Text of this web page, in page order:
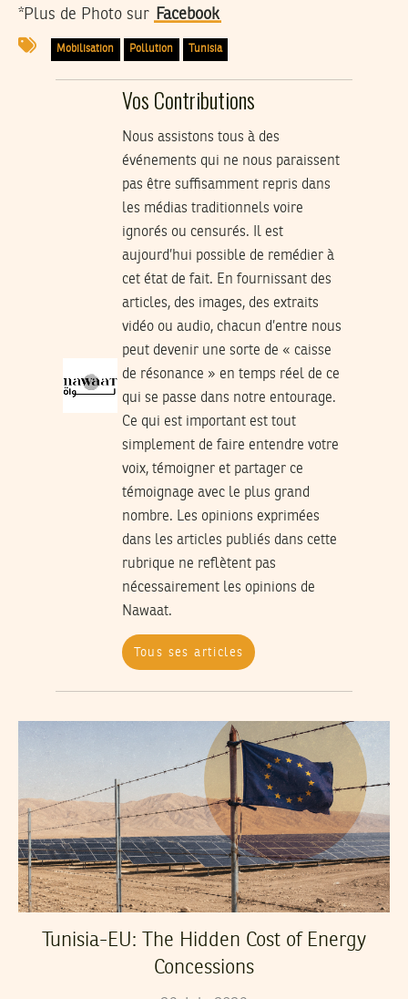
*Plus de Photo sur Facebook
Mobilisation Pollution Tunisia
Vos Contributions
Nous assistons tous à des
événements qui ne nous paraissent
pas être suffisamment repris dans
les médias traditionnels voire
ignorés ou censurés. Il est
aujourd’hui possible de remédier à
cet état de fait. En fournissant des
articles, des images, des extraits
vidéo ou audio, chacun d’entre nous
peut devenir une sorte de « caisse
de résonance » en temps réel de ce
qui se passe dans notre entourage.
Ce qui est important est tout
simplement de faire entendre votre
voix, témoigner et partager ce
témoignage avec le plus grand
nombre. Les opinions exprimées
dans les articles publiés dans cette
rubrique ne reflètent pas
nécessairement les opinions de
Nawaat.
Tous ses articles
Tunisia-EU: The Hidden Cost of Energy
Concessions